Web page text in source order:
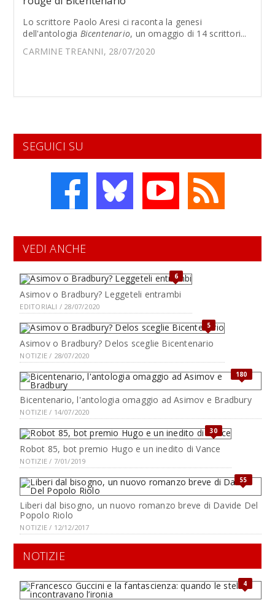
Lo scrittore Paolo Aresi ci raconta la genesi
dell'antologia Bicentenario, un omaggio di 14 scrittori...
CARMINE TREANNI, 28/07/2020
SEGUICI SU
VEDI ANCHE
6
Asimov o Bradbury? Leggeteli entrambi
EDITORIALI / 28/07/2020
5
Asimov o Bradbury? Delos sceglie Bicentenario
NOTIZIE / 28/07/2020
180
Bicentenario, l'antologia omaggio ad Asimov e Bradbury
NOTIZIE / 14/07/2020
30
Robot 85, bot premio Hugo e un inedito di Vance
NOTIZIE / 7/01/2019
55
Liberi dal bisogno, un nuovo romanzo breve di Davide Del
Popolo Riolo
NOTIZIE / 12/12/2017
NOTIZIE
4